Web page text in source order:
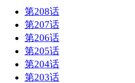
第208话
第207话
第206话
第205话
第204话
第203话